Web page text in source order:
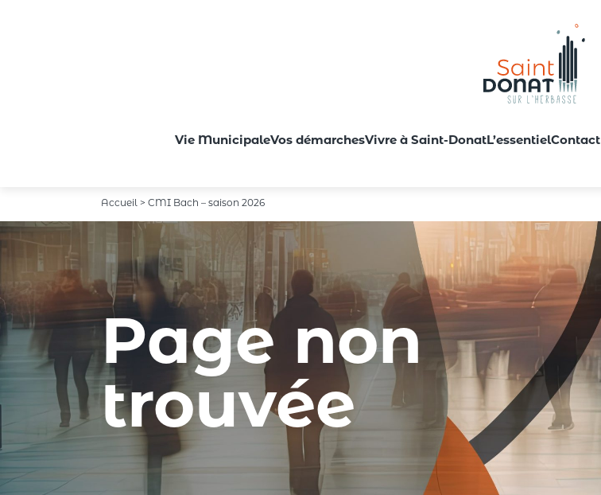
Passer au contenu principal
Vie MunicipaleVos démarchesVivre à Saint-DonatL’essentielContact
Accueil > CMI Bach – saison 2026
Page non
trouvée